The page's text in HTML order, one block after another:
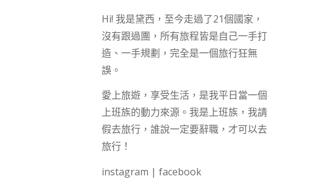
Hi! 我是黛西，至今走過了21個國家，
沒有跟過團，所有旅程皆是自己一手打
造、一手規劃，完全是一個旅行狂無
誤。
愛上旅遊，享受生活，是我平日當一個
上班族的動力來源。我是上班族，我請
假去旅行，誰說一定要辭職，才可以去
旅行！
instagram | facebook